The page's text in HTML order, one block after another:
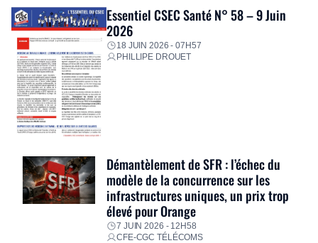
Essentiel CSEC Santé N° 58 – 9 Juin
2026
18 JUIN 2026 - 07H57
PHILLIPE DROUET
Démantèlement de SFR : l’échec du
modèle de la concurrence sur les
infrastructures uniques, un prix trop
élevé pour Orange
7 JUIN 2026 - 12H58
CFE-CGC TÉLÉCOMS